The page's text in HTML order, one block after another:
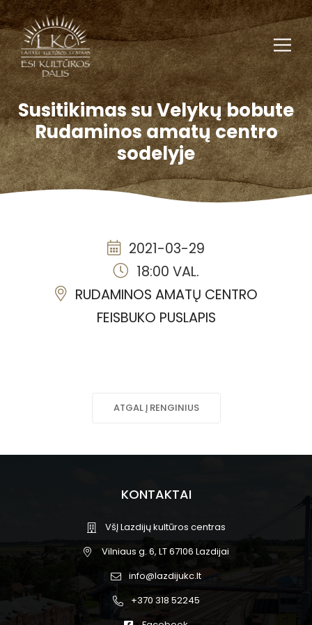
Susitikimas su Velykų bobute
Rudaminos amatų centro
sodelyje
2021-03-29
18:00 VAL.
RUDAMINOS AMATŲ CENTRO
FEISBUKO PUSLAPIS
ATGAL Į RENGINIUS
KONTAKTAI
VšĮ Lazdijų kultūros centras
Vilniaus g. 6, LT 67106 Lazdijai
info@lazdijukc.lt
+370 318 52245